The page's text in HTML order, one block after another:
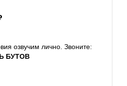
озвучим лично. Звоните:
БУТОВ